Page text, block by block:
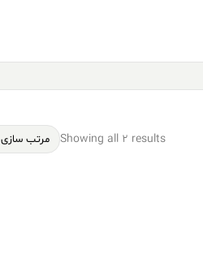
Showing all 2 results مرتب سازی